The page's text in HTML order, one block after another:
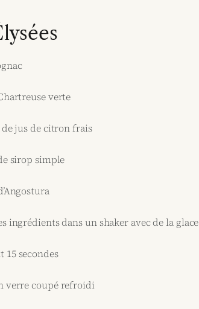
verte
de jus de citron frais
sirop simple
ingrédients dans un shaker avec de la glace
secondes
verre coupé refroidi